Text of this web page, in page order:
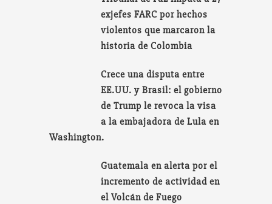
exjefes FARC por hechos
violentos que marcaron la
historia de Colombia
Crece una disputa entre
EE.UU. y Brasil: el gobierno
de Trump le revoca la visa
a la embajadora de Lula en
Washington.
Guatemala en alerta por el
incremento de actividad en
el Volcán de Fuego